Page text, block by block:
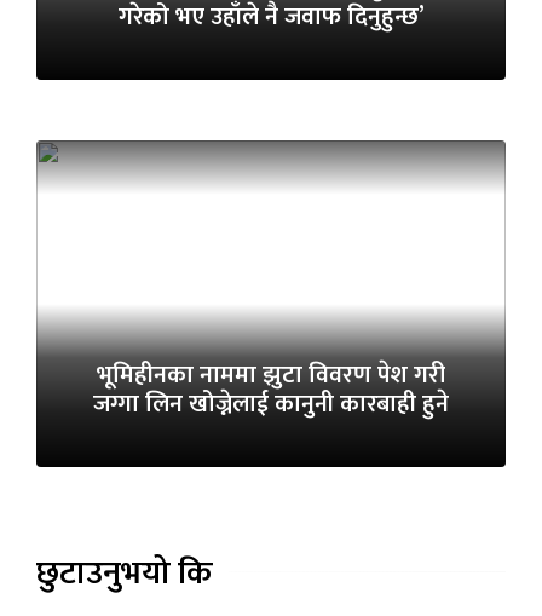
गरेको भए उहाँले नै जवाफ दिनुहुन्छ’
भूमिहीनका नाममा झुटा विवरण पेश गरी
जग्गा लिन खोज्नेलाई कानुनी कारबाही हुने
छुटाउनुभयो कि